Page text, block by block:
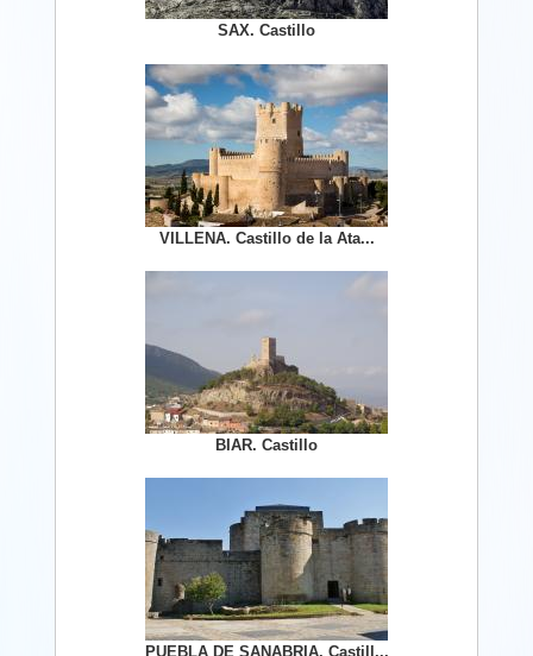
SAX. Castillo
VILLENA. Castillo de la Ata...
BIAR. Castillo
PUEBLA DE SANABRIA. Castill...